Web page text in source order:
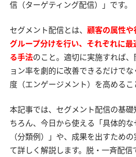
信（ターゲティング配信）」です。
セグメント配信とは、 顧客の属性や
グループ分けを行い、それぞれに最
る手法のこと。適切に実施すれば
ョン率を劇的に改善できるだけで
度（エンゲージメント）を高めるこ
本記事では、セグメント配信の基礎
ちろん、今日から使える「具体的な
（分類例）」や、成果を出すため
て詳しく解説します。脱・一斉配信